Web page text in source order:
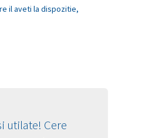
il aveti la dispozitie,
utilate! Cere